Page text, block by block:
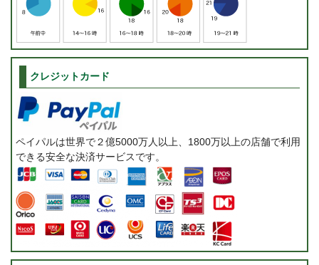
クレジットカード
ペイパルは世界で２億5000万人以上、1800万以上の店舗で利用
できる安全な決済サービスです。